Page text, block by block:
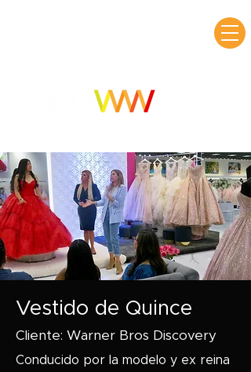
Vestido de Quince
Cliente: Warner Bros Discovery
Conducido por la modelo y ex reina